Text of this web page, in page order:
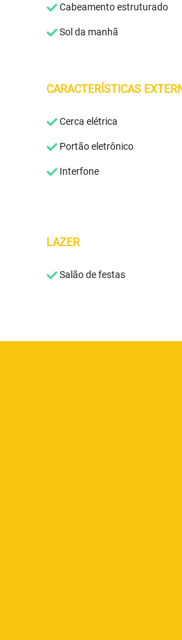
Cabeamento estruturado
Sol da manhã
CARACTERÍSTICAS
Cerca elétrica
Portão eletrônico
Interfone
LAZER
Salão de festas